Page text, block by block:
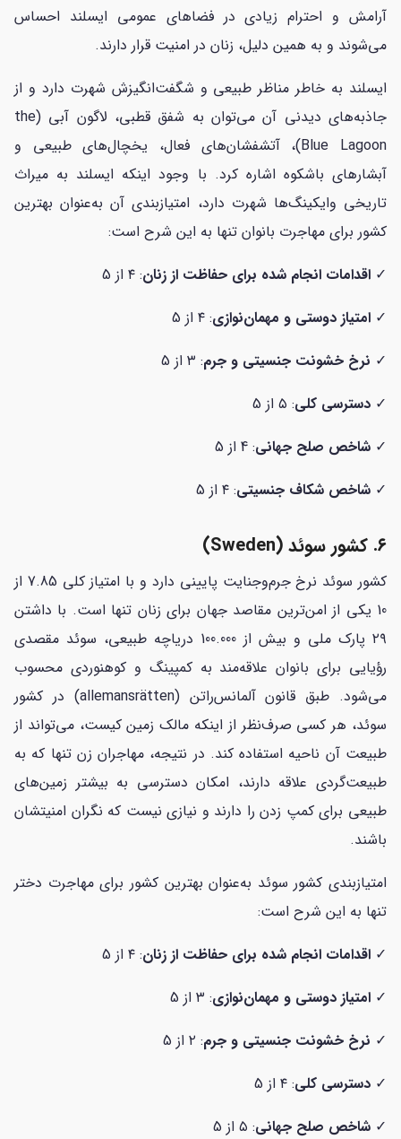
آرامش و احترام زیادی در فضاهای عمومی ایسلند احساس
می‌شوند و به همین دلیل، زنان در امنیت قرار دارند.
ایسلند به خاطر مناظر طبیعی و شگفت‌انگیزش شهرت دارد و از
جاذبه‌های دیدنی آن می‌توان به شفق قطبی، لاگون آبی (the
Blue Lagoon)، آتشفشان‌های فعال، یخچال‌های طبیعی و
آبشارهای باشکوه اشاره کرد. با وجود اینکه ایسلند به میراث
تاریخی وایکینگ‌ها شهرت دارد، امتیازبندی آن به‌عنوان بهترین
کشور برای مهاجرت بانوان تنها به این شرح است:
✓ اقدامات انجام شده برای حفاظت از زنان: ۴ از 5
✓ امتیاز دوستی و مهمان‌نوازی: ۴ از 5
✓ نرخ خشونت جنسیتی و جرم: ۳ از 5
✓ دسترسی کلی: ۵ از 5
✓ شاخص صلح جهانی: 4 از 5
✓ شاخص شکاف جنسیتی: ۴ از 5
۶. کشور سوئد (Sweden)
کشور سوئد نرخ جرم‌وجنایت پایینی دارد و با امتیاز کلی 7.85 از
10 یکی از امن‌ترین مقاصد جهان برای زنان تنها است. با داشتن
۲۹ پارک ملی و بیش از 100.000 دریاچه طبیعی، سوئد مقصدی
رؤیایی برای بانوان علاقه‌مند به کمپینگ و کوهنوردی محسوب
می‌شود. طبق قانون آلمانس‌راتن (allemansrätten) در کشور
سوئد، هر کسی صرف‌نظر از اینکه مالک زمین کیست، می‌تواند از
طبیعت آن ناحیه استفاده کند. در نتیجه، مهاجران زن تنها که به
طبیعت‌گردی علاقه دارند، امکان دسترسی به بیشتر زمین‌های
طبیعی برای کمپ زدن را دارند و نیازی نیست که نگران امنیتشان
باشند.
امتیازبندی کشور سوئد به‌عنوان بهترین کشور برای مهاجرت دختر
تنها به این شرح است:
✓ اقدامات انجام شده برای حفاظت از زنان: ۴ از 5
✓ امتیاز دوستی و مهمان‌نوازی: ۳ از 5
✓ نرخ خشونت جنسیتی و جرم: ۲ از 5
✓ دسترسی کلی: ۴ از 5
✓ شاخص صلح جهانی: ۵ از 5